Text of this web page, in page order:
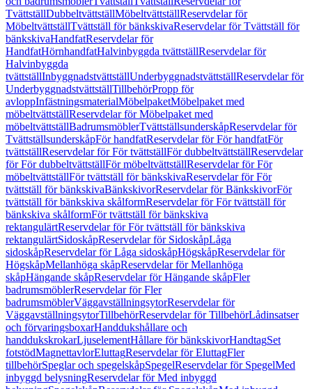
TvättställDubbeltvättställMöbeltvättställReservdelar för
MöbeltvättställTvättställ för bänkskivaReservdelar för Tvättställ för
bänkskivaHandfatReservdelar för
HandfatHörnhandfatHalvinbyggda tvättställReservdelar för
Halvinbyggda
tvättställInbyggnadstvättställUnderbyggnadstvättställReservdelar för
UnderbyggnadstvättställTillbehörPropp för
avloppInfästningsmaterialMöbelpaketMöbelpaket med
möbeltvättställReservdelar för Möbelpaket med
möbeltvättställBadrumsmöblerTvättställsunderskåpReservdelar för
TvättställsunderskåpFör handfatReservdelar för För handfatFör
tvättställReservdelar för För tvättställFör dubbeltvättställReservdelar
för För dubbeltvättställFör möbeltvättställReservdelar för För
möbeltvättställFör tvättställ för bänkskivaReservdelar för För
tvättställ för bänkskivaBänkskivorReservdelar för BänkskivorFör
tvättställ för bänkskiva skålformReservdelar för För tvättställ för
bänkskiva skålformFör tvättställ för bänkskiva
rektangulärtReservdelar för För tvättställ för bänkskiva
rektangulärtSidoskåpReservdelar för SidoskåpLåga
sidoskåpReservdelar för Låga sidoskåpHögskåpReservdelar för
HögskåpMellanhöga skåpReservdelar för Mellanhöga
skåpHängande skåpReservdelar för Hängande skåpFler
badrumsmöblerReservdelar för Fler
badrumsmöblerVäggavställningsytorReservdelar för
VäggavställningsytorTillbehörReservdelar för TillbehörLådinsatser
och förvaringsboxarHanddukshållare och
handdukskrokarLjuselementHållare för bänkskivorHandtagSet
fotstödMagnettavlorEluttagReservdelar för EluttagFler
tillbehörSpeglar och spegelskåpSpegelReservdelar för SpegelMed
inbyggd belysningReservdelar för Med inbyggd